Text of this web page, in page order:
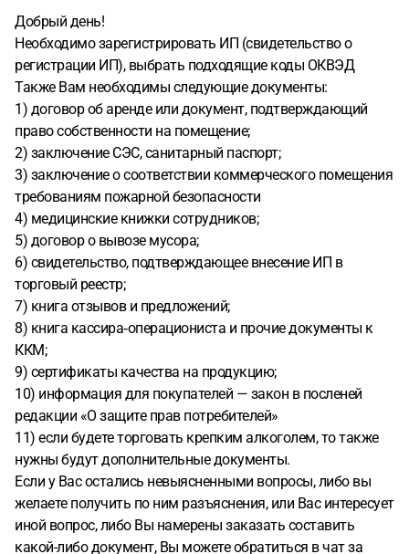
Добрый день!
Необходимо зарегистрировать ИП (свидетельство о
регистрации ИП), выбрать подходящие коды ОКВЭД
Также Вам необходимы следующие документы:
1) договор об аренде или документ, подтверждающий
право собственности на помещение;
2) заключение СЭС, санитарный паспорт;
3) заключение о соответствии коммерческого помещения
требованиям пожарной безопасности
4) медицинские книжки сотрудников;
5) договор о вывозе мусора;
6) свидетельство, подтверждающее внесение ИП в
торговый реестр;
7) книга отзывов и предложений;
8) книга кассира‐операциониста и прочие документы к
ККМ;
9) сертификаты качества на продукцию;
10) информация для покупателей — закон в посленей
редакции «О защите прав потребителей»
11) если будете торговать крепким алкоголем, то также
нужны будут дополнительные документы.
Если у Вас остались невыясненными вопросы, либо вы
желаете получить по ним разъяснения, или Вас интересует
иной вопрос, либо Вы намерены заказать составить
какой-либо документ, Вы можете обратиться в чат за